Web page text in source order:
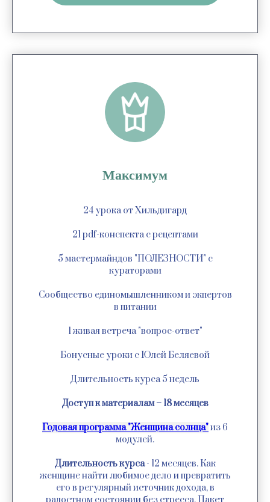
Максимум
24 урока от Хильдигард
21 pdf-конспекта с рецептами
5 мастермайндов "ПОЛЕЗНОСТИ" с
кураторами
Сообщество единомышленником и экпертов
в питании
1 живая встреча "вопрос-ответ"
Бонусные уроки с Юлей Беляевой
Длительность курса 5 недель
Доступ к материалам – 18 месяцев
Годовая программа "Женщина солнца"из 6
модулей.
Длительность курса- 12 месяцев. Как
женщине найти любимое дело и превратить
его в регулярный источник дохода, в
радостном состоянии без стресса. Пакет